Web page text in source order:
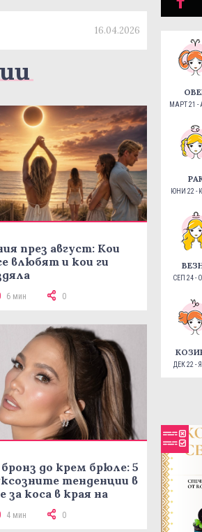
16.04.2026
през август: Кои
влюбят и кои ги
6 мин 0
до крем брюле: 5
тенденции в
за коса в края на
4 мин 0
МАРТ 21 -
ЮНИ 22 -
СЕП 24 -
ДЕК 22 -